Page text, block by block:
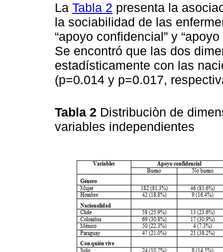
La Tabla 2 presenta la
la sociabilidad de las
“apoyo confidencial” y
Se encontró que las dos
estadísticamente con las
(p=0.014 y p=0.017,
Tabla 2 Distribuciòn de
variables independientes